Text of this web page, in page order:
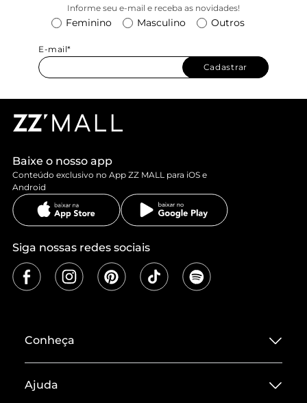
Informe seu e-mail e receba as novidades!
Feminino Masculino Outros
E-mail*
Cadastrar
Baixe o nosso app
Conteúdo exclusivo no App ZZ MALL para iOS e
Android
Siga nossas redes sociais
Conheça
Termos de Uso
Ajuda